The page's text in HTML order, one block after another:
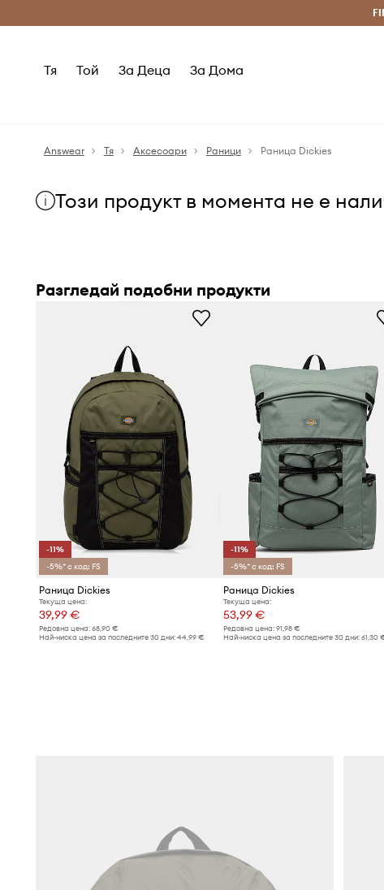
Безплатни доставка и
Тя Той За Деца За Дома
Answear Тя Аксесоари Раници Раница Dickies
Този продукт в момента не е
Разгледай подобни продукти
-11%
-5%* с код: FS
Раница Dickies
Текуща цена:
39,99 €
Редовна цена: 68,90 €
Най-ниска цена за последните 30 дни: 44,99 €
-11%
-5%* с код: FS
Раница Dickies
Текуща цена:
53,99 €
Редовна цена:91,98 €
Най-ниска цена за последните 30 дни:61,30